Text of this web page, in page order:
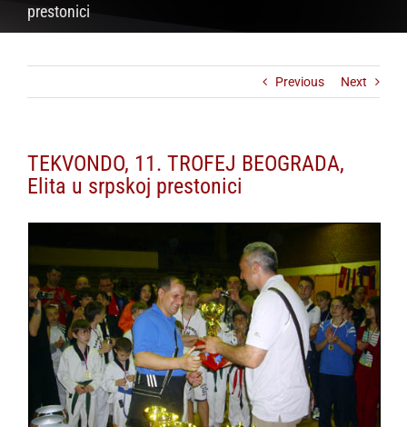
prestonici
Previous Next
TEKVONDO, 11. TROFEJ BEOGRADA,
Elita u srpskoj prestonici